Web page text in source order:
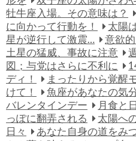
牡牛座入場。その意味は？
に向かって行動を！
太陽
星が逆行して激震…
意欲
土星の猛威、事故に注意
図；与党はさらに不利に
ディ！
まったりから覚醒
けて！
魚座があなたの気
バレンタインデー
月食と
っぽに翻弄される
太陽へ
日々
あなた自身の道をみ